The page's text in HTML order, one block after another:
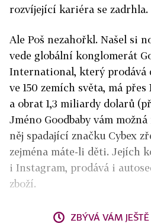
rozvíjející kariéra se zadrhla.
Ale Poš nezahořkl. Našel si
vede globální konglomerát
International, který prodává
ve 150 zemích světa, má
a obrat 1,3 miliardy dolarů
Jméno Goodbaby vám
něj spadající značku Cybex
zejména máte-li děti. Jejích
i Instagram, prodává i
zboží.
ZBÝVÁ VÁM